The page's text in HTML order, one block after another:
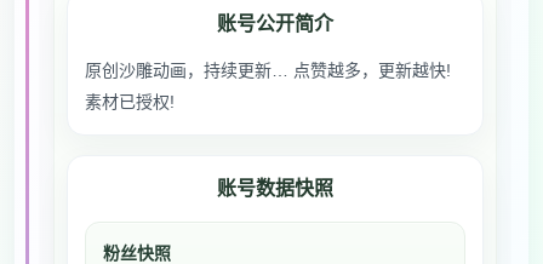
账号公开简介
原创沙雕动画，持续更新… 点赞越多，更新越快!
素材已授权!
账号数据快照
粉丝快照